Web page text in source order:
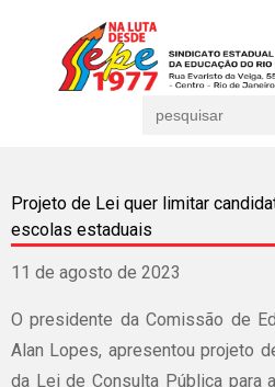
for:
Projeto de Lei quer limitar
escolas estaduais
11 de agosto de 2023
O presidente da Comissão de
Alan Lopes, apresentou projeto
da Lei de Consulta Pública para